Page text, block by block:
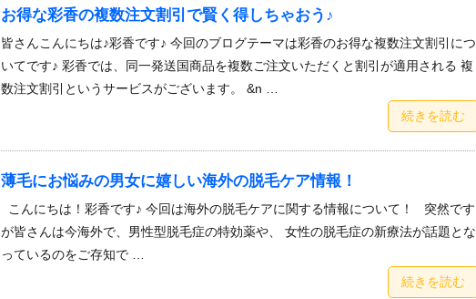
お得な彩香の複数注文割引で賢く得しちゃおう♪
皆さんこんにちは♪彩香です♪ 今回のブログテーマは彩香のお得な複数注文割引につ
いてです♪ 彩香では、同一発送国商品を複数ご注文いただくと割引が適用される 複
数注文割引というサービスがございます。 &n …
続きを読む
薄毛にお悩みの男女に嬉しい海外の脱毛ケア情報！
こんにちは！彩香です♪ 今回は海外の脱毛ケアに関する情報について！ 突然です
が皆さんは今海外で、男性型脱毛症の特効薬や、 女性の脱毛症の新療法が話題とな
っているのをご存知で …
続きを読む